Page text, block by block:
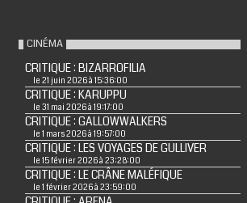
CINÉMA
CRITIQUE : BIZARROFILIA
le 21 juin 2026 à 15:36:00
CRITIQUE : KARUPPU
le 31 mai 2026 à 19:17:00
CRITIQUE : GALLOWWALKERS
le 1 mars 2026 à 19:57:00
CRITIQUE : LES VOYAGES DE GULLIVER
le 15 février 2026 à 23:28:00
CRITIQUE : LE CRÂNE MALÉFIQUE
le 1 février 2026 à 23:59:00